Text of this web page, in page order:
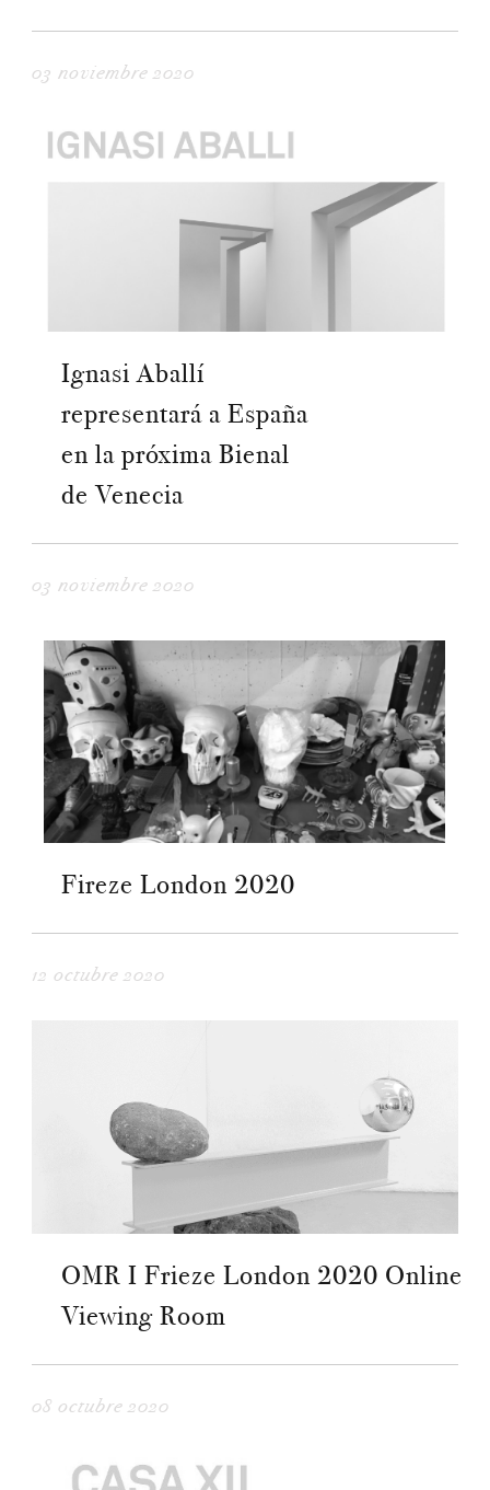
03 noviembre 2020
Ignasi Aballí
representará a España
en la próxima Bienal
de Venecia
03 noviembre 2020
Fireze London 2020
12 octubre 2020
OMR I Frieze London 2020 Online
Viewing Room
08 octubre 2020